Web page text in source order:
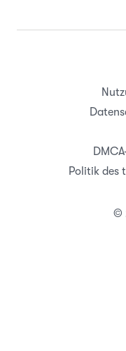
©
Politik des